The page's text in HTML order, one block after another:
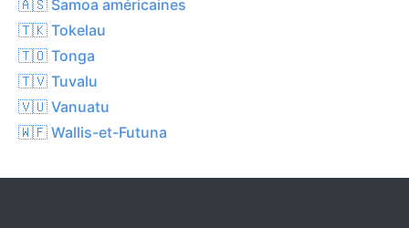
🇦🇸 Samoa américaines
🇹🇰 Tokelau
🇹🇴 Tonga
🇹🇻 Tuvalu
🇻🇺 Vanuatu
🇼🇫 Wallis-et-Futuna